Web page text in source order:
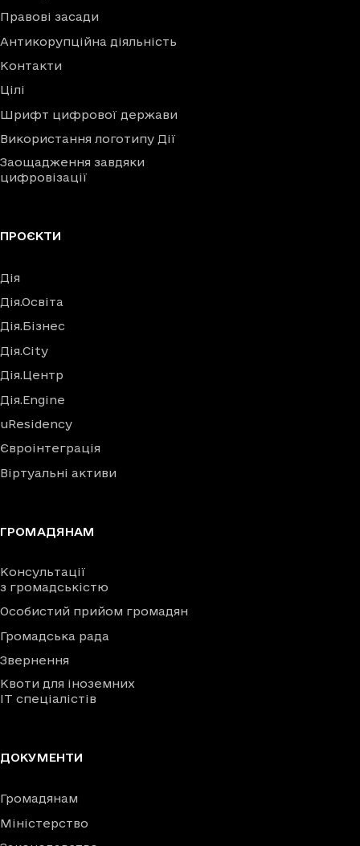
Правові засади
Антикорупційна діяльність
Контакти
Цілі
Шрифт цифрової держави
Використання логотипу Дії
Заощадження завдяки
цифровізації
ПРОЄКТИ
Дія
Дія.Освіта
Дія.Бізнес
Дія.City
Дія.Центр
Дія.Engine
uResidency
Євроінтеграція
Віртуальні активи
ГРОМАДЯНАМ
Консультації
з громадськістю
Особистий прийом громадян
Громадська рада
Звернення
Квоти для іноземних
IT спеціалістів
ДОКУМЕНТИ
Громадянам
Міністерство